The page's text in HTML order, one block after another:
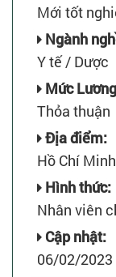
Mới tốt
Ngành
Y tế / Dược
Mức
Thỏa thuận
Địa điểm:
Hồ Chí Minh
Hình thức:
Nhân viên
Cập nhật:
06/02/2023